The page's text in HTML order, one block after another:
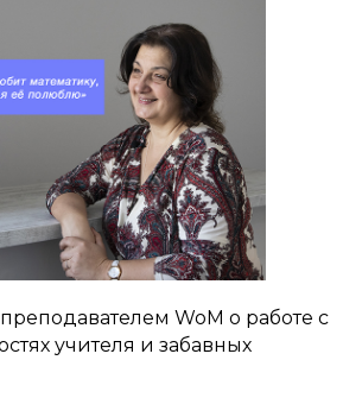
WoM о работе с
учителя и забавных